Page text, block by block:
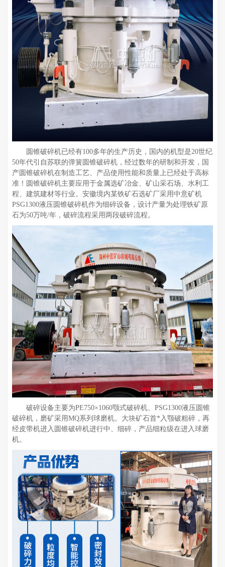
圆锥破碎机已经有100多年的生产历史，国内的机型是20世纪
50年代引自苏联的弹簧圆锥破碎机，经过数年的研制和开发，国
产圆锥破碎机在制造工艺、产品使用性能和质量上已经处于高标
准！圆锥破碎机主要应用于金属选矿冶金、矿山采石场、水利工
程、建筑建材等行业。安徽境内某铁矿石选矿厂采用中意矿机
PSG1300液压圆锥破碎机作为细碎设备，设计产量为处理铁矿原
石为50万吨/年，破碎流程采用两段破碎流程。
破碎设备主要为PE750×1060颚式破碎机、PSG1300液压圆锥
破碎机，磨矿采用MQ系列球磨机。大块矿石首*入颚破粗碎，再
经皮带机进入圆锥破碎机进行中、细碎，产品细粒级在进入球磨
机。